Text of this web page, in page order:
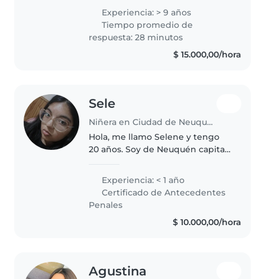
trabajado como acompañante
terapéutico de infancias, me
cuento calificada para
acompañar desde lo..
Experiencia: > 9 años
Tiempo promedio de
respuesta: 28 minutos
$ 15.000,00/hora
Sele
Niñera en Ciudad de Neuquén
Hola, me llamo Selene y tengo
20 años. Soy de Neuquén capital,
la tesina para recibirme y tengo
experiencia como
niñera/Cuidado..
Experiencia: < 1 año
Certificado de Antecedentes
Penales
$ 10.000,00/hora
Agustina